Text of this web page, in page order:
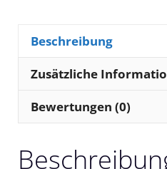
Beschreibung
Zusätzliche
Bewertungen (0)